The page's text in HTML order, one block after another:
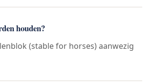
houden?
(stable for horses) aanwezig